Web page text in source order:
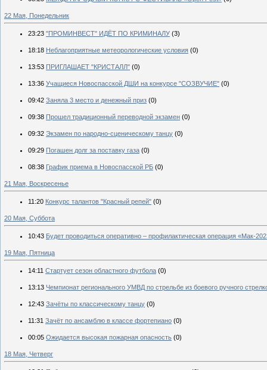
22 Мая, Понедельник
23:23 "ПРОМИНВЕСТ" ИДЁТ ПО КРИМИНАЛУ (3)
18:18 Неблагоприятные метеорологические условия (0)
13:53 ПРИГЛАШАЕТ "КРИСТАЛЛ" (0)
13:36 Учащиеся Новоспасской ДШИ на конкурсе "СОЗВУЧИЕ" (0)
09:42 Заняла 3 место и денежный приз (0)
09:38 Прошел традиционный переводной экзамен (0)
09:32 Экзамен по народно-сценическому танцу (0)
09:29 Погашен долг за поставку газа (0)
08:38 График приема в Новоспасской РБ (0)
21 Мая, Воскресенье
11:20 Конкурс талантов "Красный репей" (0)
20 Мая, Суббота
10:43 Будет проводиться оперативно – профилактическая операция «Мак-
19 Мая, Пятница
14:11 Стартует сезон областного футбола (0)
13:13 Чемпионат регионального УМВД по стрельбе из боевого ручного
12:43 Зачёты по классическому танцу (0)
11:31 Зачёт по ансамблю в классе фортепиано (0)
00:05 Ожидается высокая пожарная опасность (0)
18 Мая, Четверг